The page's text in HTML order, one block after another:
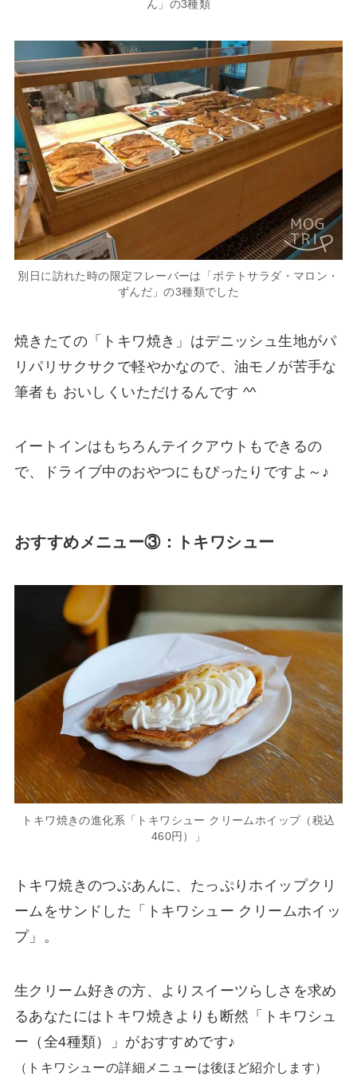
ん」の3種類
別日に訪れた時の限定フレーバーは「ポテトサラダ・マロン・
ずんだ」の3種類でした
焼きたての「トキワ焼き」はデニッシュ生地がパ
リパリサクサクで軽やかなので、油モノが苦手な
筆者も おいしくいただけるんです ^^
イートインはもちろんテイクアウトもできるの
で、ドライブ中のおやつにもぴったりですよ～♪
おすすめメニュー③：トキワシュー
トキワ焼きの進化系「トキワシュー クリームホイップ（税込
460円）」
トキワ焼きのつぶあんに、たっぷりホイップクリ
ームをサンドした「トキワシュー クリームホイッ
プ」。
生クリーム好きの方、よりスイーツらしさを求め
るあなたにはトキワ焼きよりも断然「トキワシュ
ー（全4種類）」がおすすめです♪
（トキワシューの詳細メニューは後ほど紹介します）